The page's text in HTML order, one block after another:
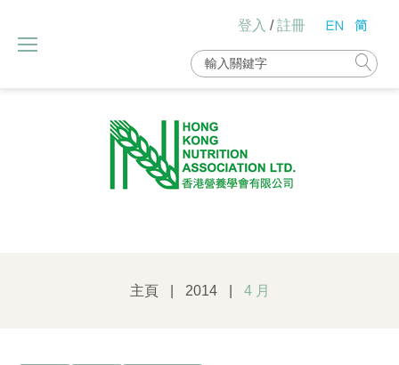
content
登入 /註冊
Search
for:
主頁 2014 4 月